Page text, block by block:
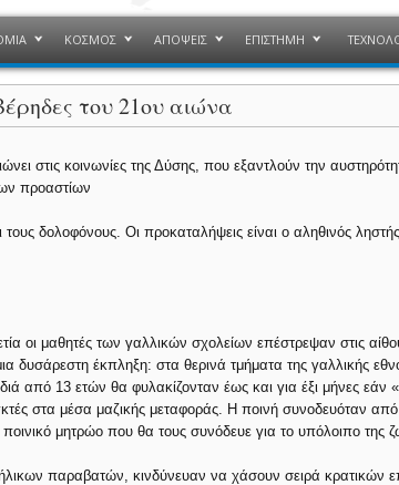
ΚΟΣΜΟΣ ΑΠΟΨΕΙΣ ΕΠΙΣΤΗΜΗ
του 21ου αιώνα
στις κοινωνίες της Δύσης, που εξαντλούν την
προαστίων
δολοφόνους. Οι προ­καταλήψεις είναι ο αληθινός
οι μαθητές των γαλλικών σχολείων επέστρεψαν στις
δυσάρεστη έκπληξη: στα θερινά τμήματα της γαλλικής
από 13 ετών θα φυλακίζονταν έως και για έξι μήνες
στα μέσα μαζικής μεταφοράς. Η ποινή συνοδευόταν
μητρώο που θα τους συνόδευε για το υπόλοιπο της
παραβατών, κινδύνευαν να χάσουν σειρά κρατικών